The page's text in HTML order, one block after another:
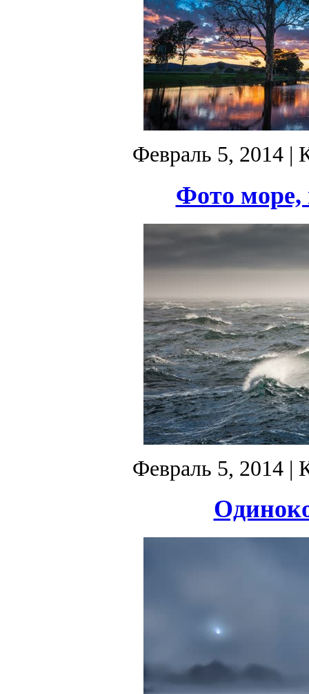
Февраль 5, 2014|
Фото море,
Февраль 5, 2014|